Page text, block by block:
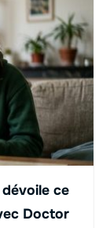
ce
Doctor